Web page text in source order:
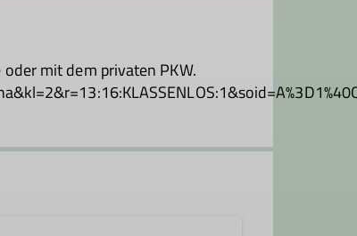
mit dem privaten PKW.